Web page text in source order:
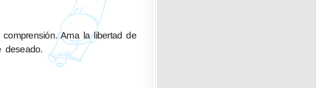
Ama la libertad de
deseado.